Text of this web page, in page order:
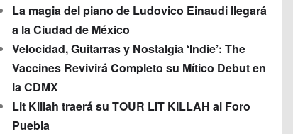
La magia del piano de Ludovico Einaudi llegará
a la Ciudad de México
Velocidad, Guitarras y Nostalgia ‘Indie’: The
Vaccines Revivirá Completo su Mítico Debut en
la CDMX
Lit Killah traerá su TOUR LIT KILLAH al Foro
Puebla